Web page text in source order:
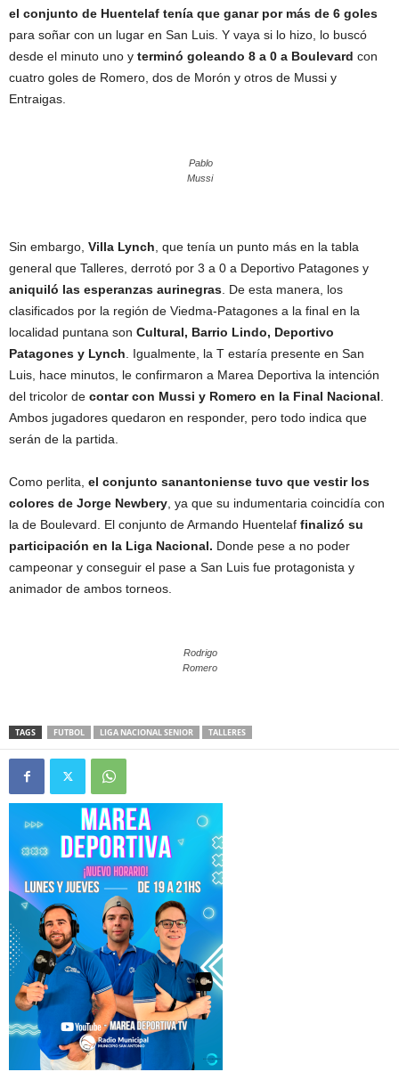
el conjunto de Huentelaf tenía que ganar por más de 6 goles
para soñar con un lugar en San Luis. Y vaya si lo hizo, lo buscó
desde el minuto uno y terminó goleando 8 a 0 a Boulevard con
cuatro goles de Romero, dos de Morón y otros de Mussi y
Entraigas.
Pablo
Mussi
Sin embargo, Villa Lynch , que tenía un punto más en la tabla
general que Talleres, derrotó por 3 a 0 a Deportivo Patagones y
aniquiló las esperanzas aurinegras . De esta manera, los
clasificados por la región de Viedma-Patagones a la final en la
localidad puntana son Cultural, Barrio Lindo, Deportivo
Patagones y Lynch . Igualmente, la T estaría presente en San
Luis, hace minutos, le confirmaron a Marea Deportiva la intención
del tricolor de contar con Mussi y Romero en la Final Nacional
Ambos jugadores quedaron en responder, pero todo indica que
serán de la partida.
Como perlita, el conjunto sanantoniense tuvo que vestir los
colores de Jorge Newbery , ya que su indumentaria coincidía con
la de Boulevard. El conjunto de Armando Huentelaf finalizó su
participación en la Liga Nacional. Donde pese a no poder
campeonar y conseguir el pase a San Luis fue protagonista y
animador de ambos torneos.
Rodrigo
Romero
TAGS FUTBOL LIGA NACIONAL SENIOR TALLERES